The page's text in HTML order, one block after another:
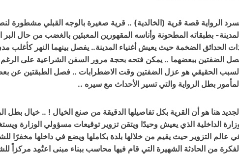
الرواية قصة قرية (الخالدية) .. قرية صغيرة بالوجه القبلي مشطورة
بطبقاته المطحونة وأناسه المقهورين المعبئين بالغضب من حال البر
الحدائق الضخمة حيث يعيش أغنياء المدينة.. يفصل بينهما النهر كأغلب
الضفتين ببعضهما .. يمكن فتحه بحجة مرور السفن الشراعية على
الحقيقي هو عزل الضفتين وقت الاضطرابات .. فصل الطبقتين عن
بطل الرواية والتي تسير الأحداث مع سيره ..
هنا هو أن القرية بكل تفاصيلها الدقيقة من صنع الخيال ! .. خيال
الداخلية الذي يعيش وحيدًا ويتقن تزوير توقيعات مسؤولي الوزارة
عالم التزوير حيث يقيم من خلالها بلدة بكاملها ويضع في داخلها
من الحادثة الشهيرة التي قام فيها محاسب ببناء مبنى اعتُمِد مركزاً